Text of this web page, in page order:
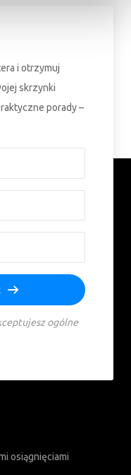
i otrzymuj
skrzynki
porady –
ogólne
osiągnięciami